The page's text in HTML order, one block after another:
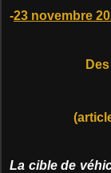
-23 novembre
La cible de